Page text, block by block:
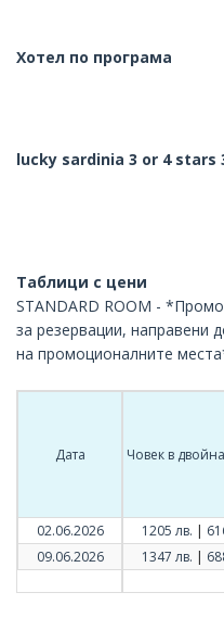
Хотел по програма
lucky sardinia 3 or 4 stars
Таблици с цени
STANDARD ROOM -
за резервации, направени
на промоционалните
Дата
02.06.2026
09.06.2026
Човек в
1205 лв. |
1347 лв. |